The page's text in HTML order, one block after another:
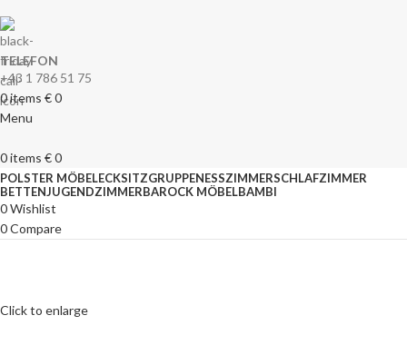
TELEFON
+43 1 786 51 75
0items €0
Menu
0items €0
POLSTER MÖBELECKSITZGRUPPENESSZIMMERSCHLAFZIMMER
BETTENJUGENDZIMMERBAROCK MÖBELBAMBI
0Wishlist
0Compare
Click to enlarge